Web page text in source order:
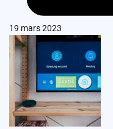
19 mars 2023